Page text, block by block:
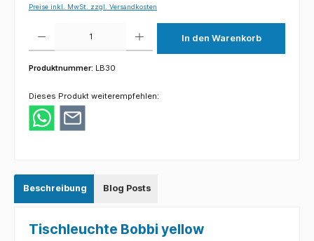
Preise inkl. MwSt. zzgl. Versandkosten
In den Warenkorb
Produktnummer: LB30
Dieses Produkt weiterempfehlen:
Beschreibung Blog Posts
Tischleuchte Bobbi yellow